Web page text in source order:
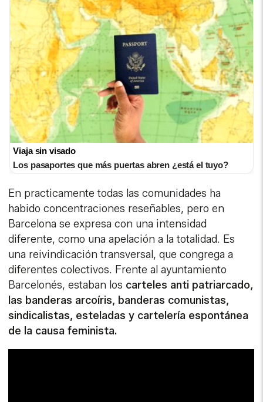
Viaja sin visado
Los pasaportes que más puertas abren ¿está el tuyo?
En practicamente todas las comunidades ha
habido concentraciones reseñables, pero en
Barcelona se expresa con una intensidad
diferente, como una apelación a la totalidad. Es
una reivindicación transversal, que congrega a
diferentes colectivos. Frente al ayuntamiento
Barcelonés, estaban los carteles anti patriarcado,
las banderas arcoíris, banderas comunistas,
sindicalistas, esteladas y cartelería espontánea
de la causa feminista.